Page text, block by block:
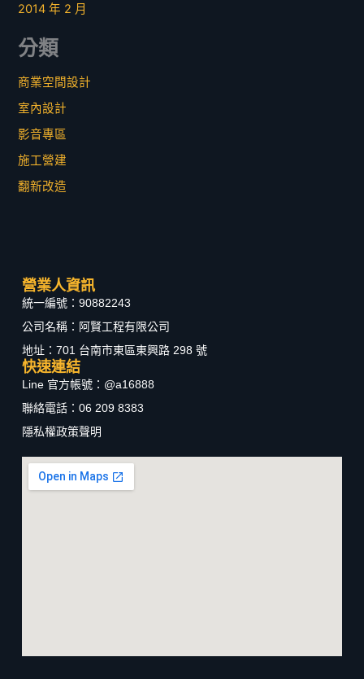
2014 年 2 月
分類
商業空間設計
室內設計
影音專區
施工營建
翻新改造
營業人資訊
統一編號：90882243
公司名稱：阿賢工程有限公司
地址：701 台南市東區東興路 298 號
快速連結
Line 官方帳號：@a16888
聯絡電話：06 209 8383
隱私權政策聲明